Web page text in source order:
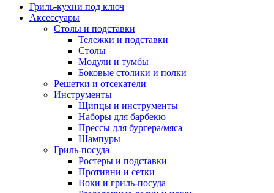
Гриль-кухни под ключ
Аксессуары
Столы и подставки
Тележки и подставки
Столы
Модули и тумбы
Боковые столики и полки
Решетки и отсекатели
Инструменты
Щипцы и инструменты
Наборы для барбекю
Прессы для бургера/мяса
Шампуры
Гриль-посуда
Ростеры и подставки
Противни и сетки
Воки и гриль-посуда